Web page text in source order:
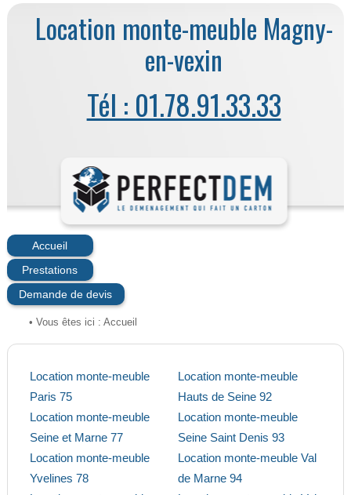
Location monte-meuble Magny-
en-vexin
Tél : 01.78.91.33.33
Accueil
Prestations
Demande de devis
• Vous êtes ici : Accueil
Location monte-meuble
Paris 75
Location monte-meuble
Seine et Marne 77
Location monte-meuble
Yvelines 78
Location monte-meuble
Hauts de Seine 92
Location monte-meuble
Seine Saint Denis 93
Location monte-meuble Val
de Marne 94